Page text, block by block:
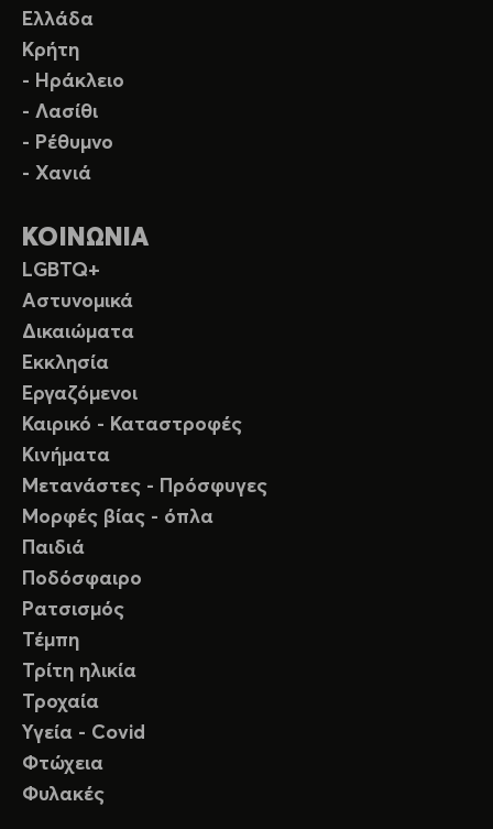
Ελλάδα
Κρήτη
- Ηράκλειο
- Λασίθι
- Ρέθυμνο
- Χανιά
ΚΟΙΝΩΝΙΑ
LGBTQ+
Αστυνομικά
Δικαιώματα
Εκκλησία
Εργαζόμενοι
Καιρικό - Καταστροφές
Κινήματα
Μετανάστες - Πρόσφυγες
Μορφές βίας - όπλα
Παιδιά
Ποδόσφαιρο
Ρατσισμός
Τέμπη
Τρίτη ηλικία
Τροχαία
Υγεία - Covid
Φτώχεια
Φυλακές